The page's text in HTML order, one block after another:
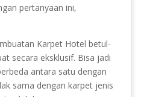
pertanyaan ini,
Karpet Hotel betul-
secara eksklusif. Bisa jadi
antara satu dengan
sama dengan karpet jenis